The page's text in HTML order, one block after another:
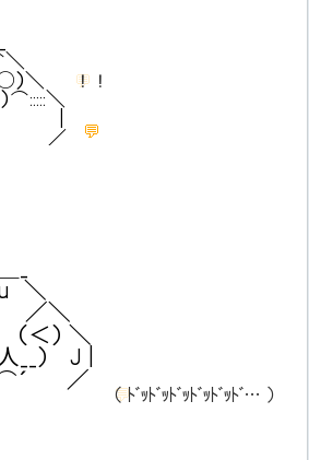
💬
💬
！！
○）＼
＼
|
／
💬
（ ﾄﾞｯﾄﾞｯﾄﾞｯﾄﾞｯﾄﾞｯﾄﾞ… ）
＼
） ＼
） J |
／